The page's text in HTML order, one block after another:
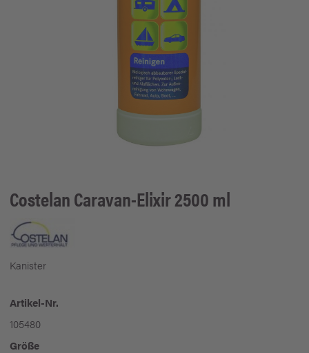
CostelanCaravan-Elixir 2500 ml
Kanister
Artikel-Nr.
105480
Größe